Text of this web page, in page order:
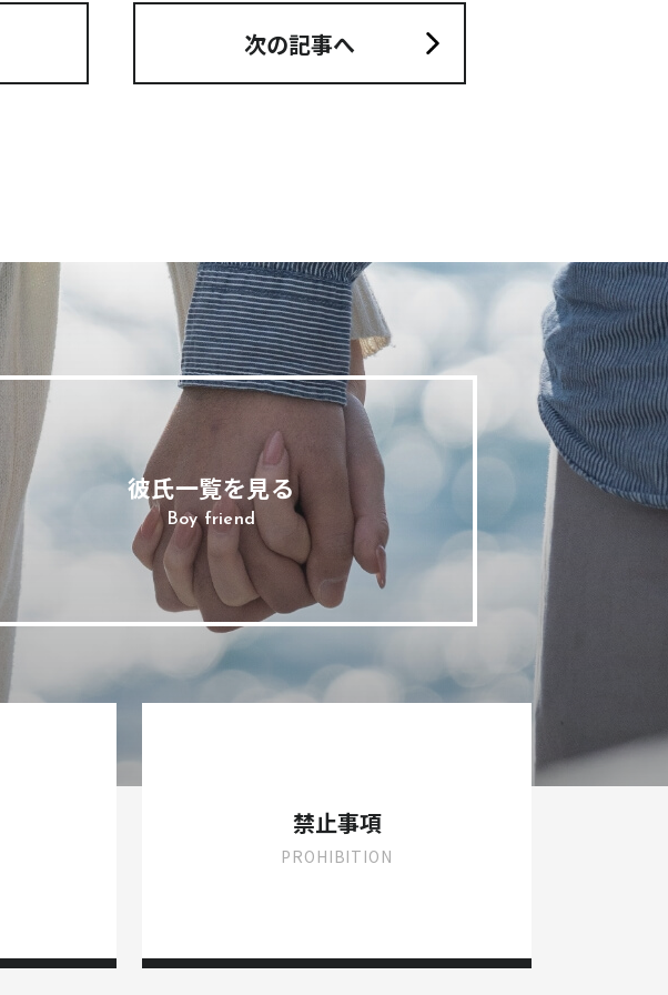
次の記事へ
彼氏一覧を見る
Boy friend
禁止事項
PROHIBITION